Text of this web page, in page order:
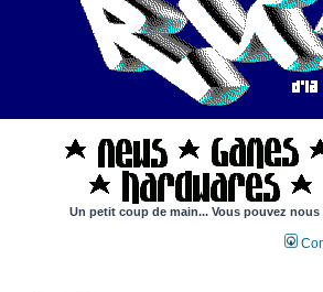
Un petit coup de main... Vous pouvez